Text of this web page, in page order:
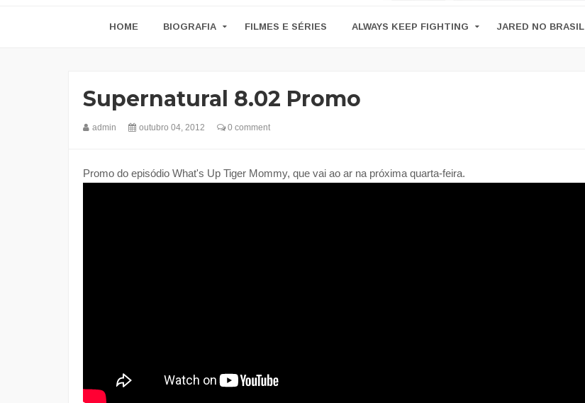
HOME BIOGRAFIA FILMES E SÉRIES ALWAYS KEEP FIGHTING JARED NO BRASIL
Supernatural 8.02 Promo
admin outubro 04, 2012 0 comment
Promo do episódio What's Up Tiger Mommy, que vai ao ar na próxima quarta-feira.